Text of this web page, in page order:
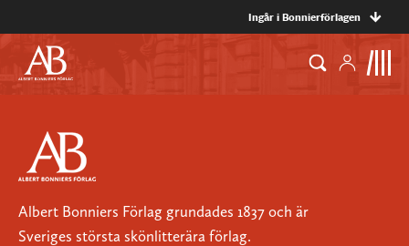
Ingår i Bonnierförlagen
Albert Bonniers Förlag grundades 1837 och är
Sveriges största skönlitterära förlag.